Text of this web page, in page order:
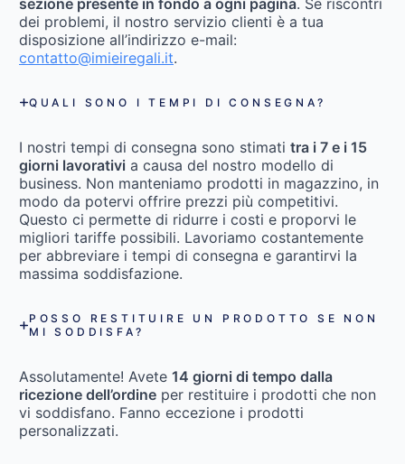
sezione presente in fondo a ogni pagina. Se riscontri
dei problemi, il nostro servizio clienti è a tua
disposizione all’indirizzo e-mail:
contatto@imieiregali.it.
QUALI SONO I TEMPI DI CONSEGNA?
I nostri tempi di consegna sono stimati tra i 7 e i 15
giorni lavorativi a causa del nostro modello di
business. Non manteniamo prodotti in magazzino, in
modo da potervi offrire prezzi più competitivi.
Questo ci permette di ridurre i costi e proporvi le
migliori tariffe possibili. Lavoriamo costantemente
per abbreviare i tempi di consegna e garantirvi la
massima soddisfazione.
POSSO RESTITUIRE UN PRODOTTO SE NON
MI SODDISFA?
Assolutamente! Avete 14 giorni di tempo dalla
ricezione dell’ordine per restituire i prodotti che non
vi soddisfano. Fanno eccezione i prodotti
personalizzati.